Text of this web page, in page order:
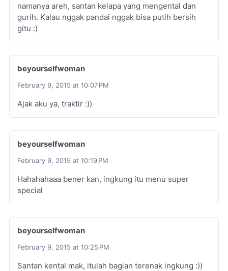
namanya areh, santan kelapa yang mengental dan
gurih. Kalau nggak pandai nggak bisa putih bersih
gitu :)
beyourselfwoman
February 9, 2015 at 10:07 PM
Ajak aku ya, traktir :))
beyourselfwoman
February 9, 2015 at 10:19 PM
Hahahahaaa bener kan, ingkung itu menu super
special
beyourselfwoman
February 9, 2015 at 10:25 PM
Santan kental mak, itulah bagian terenak ingkung :))